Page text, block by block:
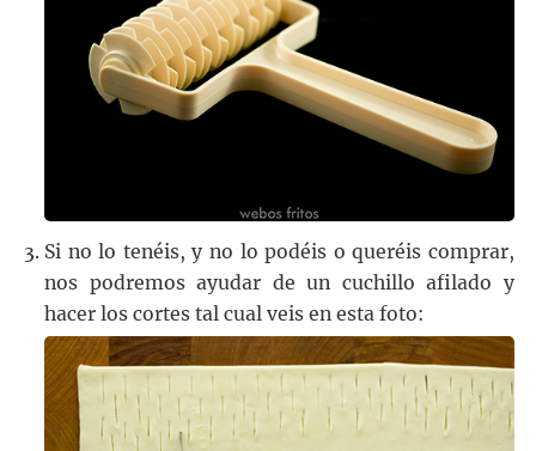
Si no lo tenéis, y no lo podéis o queréis comprar,
nos podremos ayudar de un cuchillo afilado y
hacer los cortes tal cual veis en esta foto: